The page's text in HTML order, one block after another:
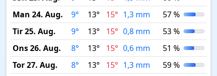
Man 24. Aug.
9° 13° 15° 1,3 mm
57 %
Tir 25. Aug.
9° 13° 15° 0,8 mm
53 %
Ons 26. Aug.
8° 13° 15° 0,6 mm
51 %
Tor 27. Aug.
8° 13° 15° 1,3 mm
59 %